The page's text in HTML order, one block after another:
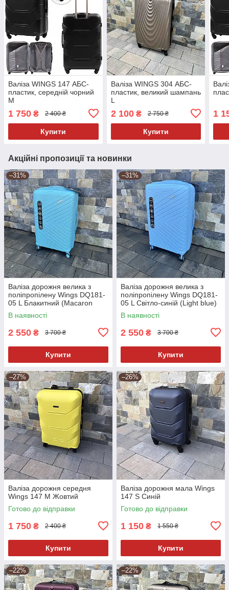
Валіза WINGS 147 АБС-
пластик, середній чорний
M
1 750 ₴ 2 400 ₴
Купити
Валіза WINGS 304 АБС-
пластик, великий шампань
L
2 100₴ 2 750 ₴
Купити
1
Акційні пропозиції та новинки
–31%
Валіза дорожня велика з
поліпропілену Wings DQ181-
05 L Блакитний (Macaron
blue)
В наявності
2 550 ₴ 3 700 ₴
Купити
–31%
Валіза дорожня велика з
поліпропілену Wings DQ181-
05 L Світло-синій (Light blue)
В наявності
2 550 ₴ 3 700 ₴
Купити
–27%
Валіза дорожня середня
Wings 147 M Жовтий
Готово до відправки
1 750 ₴ 2 400 ₴
Купити
–26%
Валіза дорожня мала Wings
147 S Синій
Готово до відправки
1 150 ₴ 1 550 ₴
Купити
–22% –22%